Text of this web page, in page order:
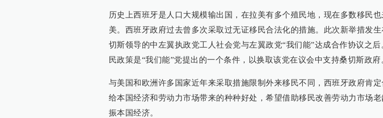
历史上西班牙是人口大规模输出国，在拉美有多个殖民地，现在多数移民也
美。西班牙政府过去曾多次采取过无证移民合法化的措施。此次新举措发
切斯领导的中左翼执政党工人社会党与左翼政党“我们能”达成合作协议之后
民政策是“我们能”党提出的一个条件，以换取该党在议会中支持桑切斯政府
与美国和欧洲许多国家近年来采取措施限制外来移民不同，西班牙政府肯
给本国经济和劳动力市场带来的种种好处，希望借助移民改善劳动力市场
振本国经济。